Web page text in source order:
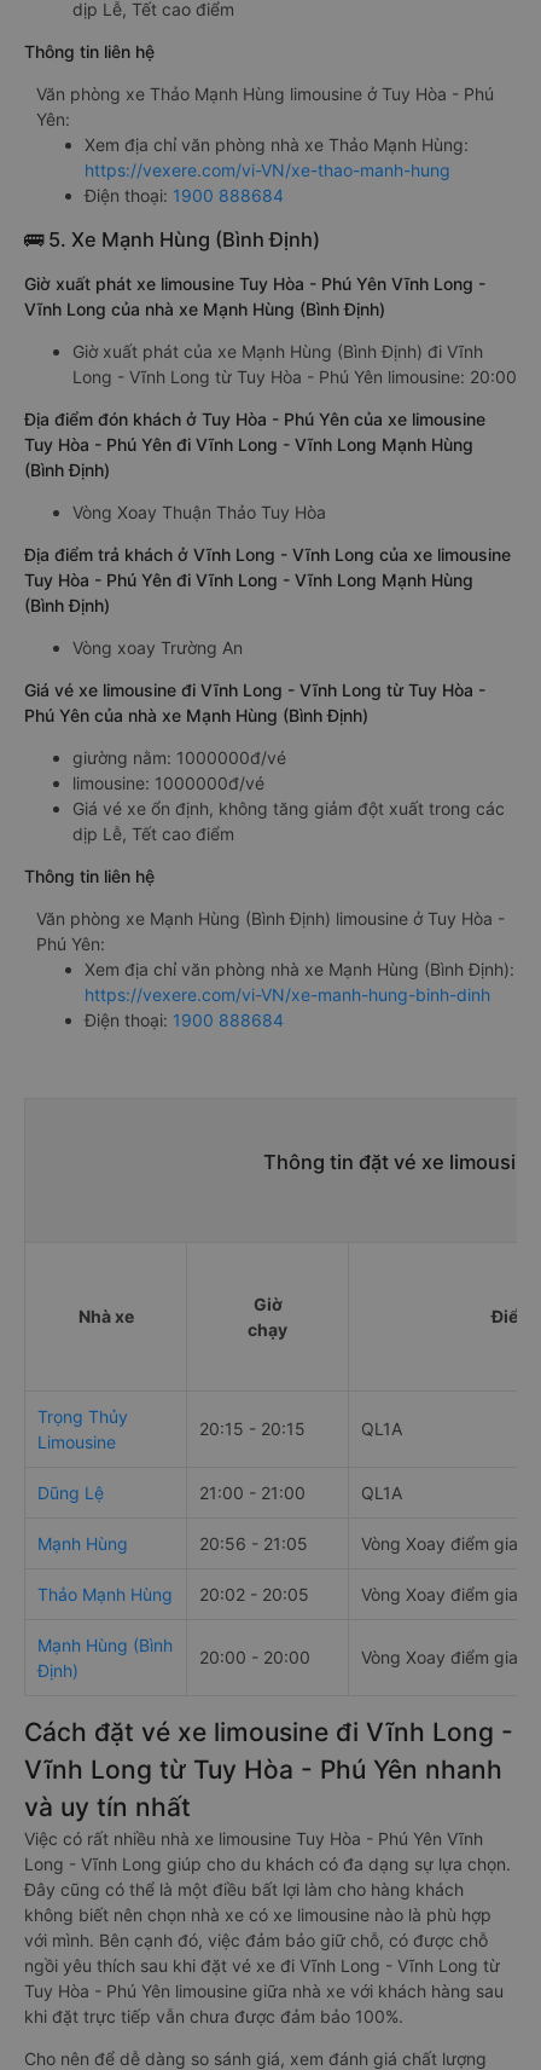
dịp Lễ, Tết cao điểm
Thông tin liên hệ
Văn phòng xe Thảo Mạnh Hùng limousine ở Tuy Hòa - Phú
Yên:
Xem địa chỉ văn phòng nhà xe Thảo Mạnh Hùng:
https://vexere.com/vi-VN/xe-thao-manh-hung
Điện thoại: 1900 888684
🚌 5. Xe Mạnh Hùng (Bình Định)
Giờ xuất phát xe limousine Tuy Hòa - Phú Yên Vĩnh Long -
Vĩnh Long của nhà xe Mạnh Hùng (Bình Định)
Giờ xuất phát của xe Mạnh Hùng (Bình Định) đi Vĩnh
Long - Vĩnh Long từ Tuy Hòa - Phú Yên limousine: 20:00
Địa điểm đón khách ở Tuy Hòa - Phú Yên của xe limousine
Tuy Hòa - Phú Yên đi Vĩnh Long - Vĩnh Long Mạnh Hùng
(Bình Định)
Vòng Xoay Thuận Thảo Tuy Hòa
Địa điểm trả khách ở Vĩnh Long - Vĩnh Long của xe limousine
Tuy Hòa - Phú Yên đi Vĩnh Long - Vĩnh Long Mạnh Hùng
(Bình Định)
Vòng xoay Trường An
Giá vé xe limousine đi Vĩnh Long - Vĩnh Long từ Tuy Hòa -
Phú Yên của nhà xe Mạnh Hùng (Bình Định)
giường nằm: 1000000đ/vé
limousine: 1000000đ/vé
Giá vé xe ổn định, không tăng giảm đột xuất trong các
dịp Lễ, Tết cao điểm
Thông tin liên hệ
Văn phòng xe Mạnh Hùng (Bình Định) limousine ở Tuy Hòa -
Phú Yên:
Xem địa chỉ văn phòng nhà xe Mạnh Hùng (Bình Định):
https://vexere.com/vi-VN/xe-manh-hung-binh-dinh
Điện thoại: 1900 888684
Thông tin đặt vé xe
Nhà xe
Giờ
chạy
Điểm
Trọng Thủy
Limousine
20:15 - 20:15 QL1A
Dũng Lệ 21:00 - 21:00 QL1A
Mạnh Hùng 20:56 - 21:05 Vòng Xoay điểm giao
Thảo Mạnh Hùng 20:02 - 20:05 Vòng Xoay điểm giao
Mạnh Hùng (Bình
Định)
20:00 - 20:00 Vòng Xoay điểm giao
Cách đặt vé xe limousine đi Vĩnh Long -
Vĩnh Long từ Tuy Hòa - Phú Yên nhanh
và uy tín nhất
Việc có rất nhiều nhà xe limousine Tuy Hòa - Phú Yên Vĩnh
Long - Vĩnh Long giúp cho du khách có đa dạng sự lựa chọn.
Đây cũng có thể là một điều bất lợi làm cho hàng khách
không biết nên chọn nhà xe có xe limousine nào là phù hợp
với mình. Bên cạnh đó, việc đảm bảo giữ chỗ, có được chỗ
ngồi yêu thích sau khi đặt vé xe đi Vĩnh Long - Vĩnh Long từ
Tuy Hòa - Phú Yên limousine giữa nhà xe với khách hàng sau
khi đặt trực tiếp vẫn chưa được đảm bảo 100%.
Cho nên để dễ dàng so sánh giá, xem đánh giá chất lượng